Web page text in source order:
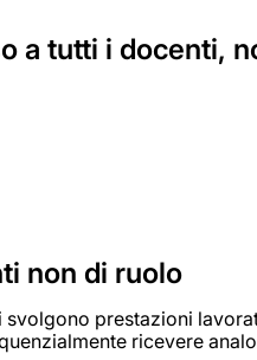
a tutti i docenti,
non di ruolo
prestazioni
ricevere